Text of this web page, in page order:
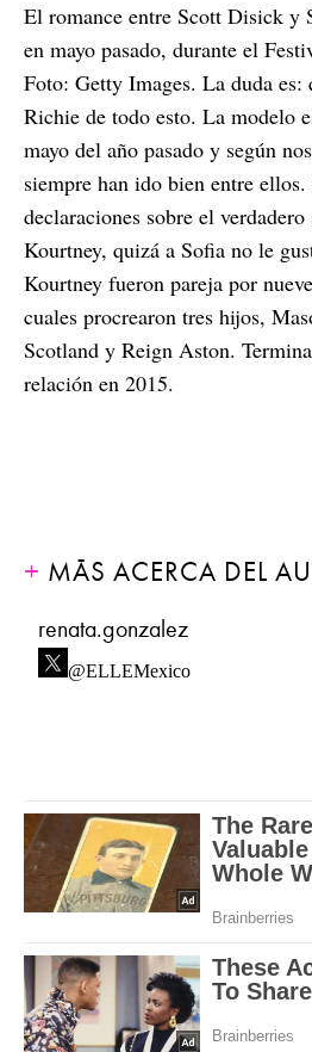
El romance entre Scott Disick y
en mayo pasado, durante el
Foto: Getty Images. La duda es:
Richie de todo esto. La modelo
mayo del año pasado y según
siempre han ido bien entre ellos.
declaraciones sobre el
Kourtney, quizá a Sofia no le
Kourtney fueron pareja por
cuales procrearon tres hijos,
Scotland y Reign Aston.
relación en 2015.
MÁS ACERCA DEL
renata.gonzalez
@ELLEMexico